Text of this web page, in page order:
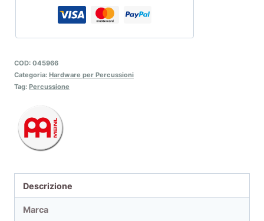
COD: 045966
Categoria: Hardware per Percussioni
Tag: Percussione
Descrizione
Marca